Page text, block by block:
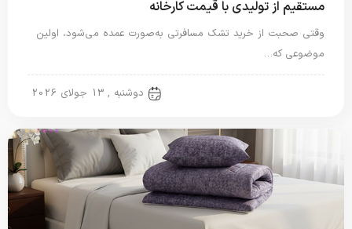
مستقیم از تولیدی با قیمت کارخانه
وقتی صحبت از خرید تشک مسافرتی به‌صورت عمده می‌شود، اولین
موضوعی که…
دوشنبه , 13 جولای 2026